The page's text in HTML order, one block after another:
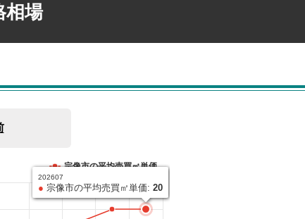
相場
宗像市の平均売買㎡単価
202607
● 宗像市の平均売買㎡単価: 20